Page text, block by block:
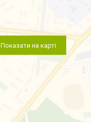
Показати на карті